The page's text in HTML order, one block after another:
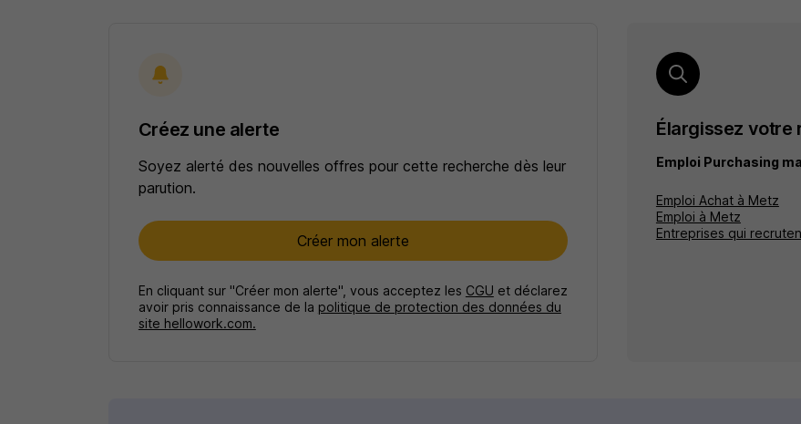
Créez une alerte
Soyez alerté des nouvelles offres pour cette recherche dès leur
parution.
Créer mon alerte
En cliquant sur "Créer mon alerte", vous acceptez les CGU et déclarez
avoir pris connaissance de la politique de protection des données du
site hellowork.com.
Élargissez votre
Emploi Purchasing
Emploi Achat à Metz
Emploi à Metz
Entreprises qui